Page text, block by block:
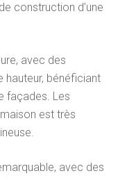
construction d’une
avec des
hauteur, bénéficiant
façades. Les
est très
avec des